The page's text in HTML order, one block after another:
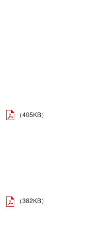
（405KB）
（382KB）